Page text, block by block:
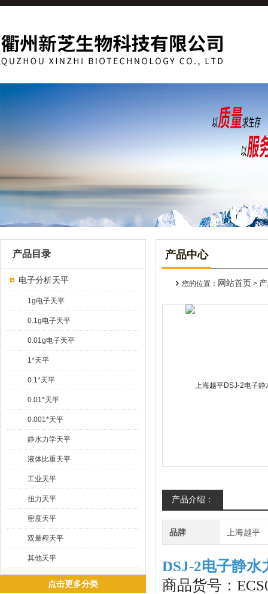
产品目录
电子分析天平
1g电子天平
0.1g电子天平
0.01g电子天平
1*天平
0.1*天平
0.01*天平
0.001*天平
静水力学天平
液体比重天平
工业天平
扭力天平
密度天平
双量程天平
其他天平
点击更多分类
产品中心
您的位置： 网站首页 >
产品介绍：
品牌 上海越平
DSJ-2电子静水
商品货号：